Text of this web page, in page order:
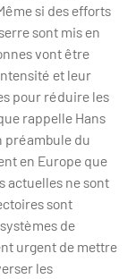
si des efforts
sont mis en
vont être
et leur
pour réduire les
rappelle Hans
préambule du
en Europe que
actuelles ne sont
sont
de
urgent de mettre
les